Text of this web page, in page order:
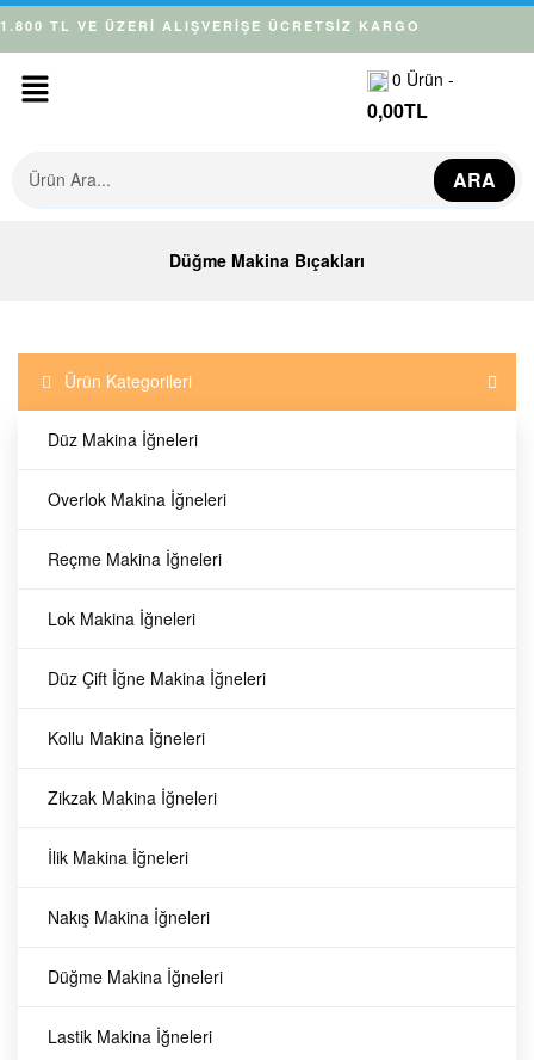
1.800 TL VE ÜZERİ ALIŞVERİŞE ÜCRETSİZ KARGO
0 Ürün -
0,00TL
ARA
Düğme Makina Bıçakları
Ürün Kategorileri
Düz Makina İğneleri
Overlok Makina İğneleri
Reçme Makina İğneleri
Lok Makina İğneleri
Düz Çift İğne Makina İğneleri
Kollu Makina İğneleri
Zikzak Makina İğneleri
İlik Makina İğneleri
Nakış Makina İğneleri
Düğme Makina İğneleri
Lastik Makina İğneleri
Bıçaklar
B2406-373-OAO
Düğme Makinası
Hareketli Bıçak
288,73TL